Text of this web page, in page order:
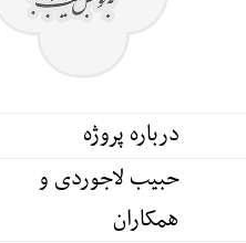
درباره پروژه
حبیب لاجوردی و
همکاران